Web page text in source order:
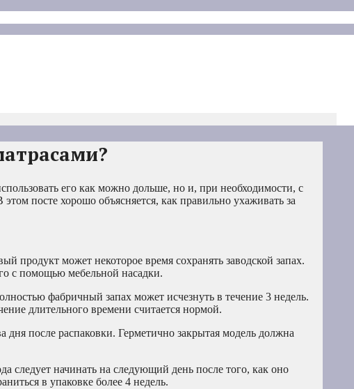
его как можно дольше, но и, при необходимости, с
посте хорошо объясняется, как правильно ухаживать за
продукт может некоторое время сохранять заводской запах.
с помощью мебельной насадки.
фабричный запах может исчезнуть в течение 3 недель.
длительного времени считается нормой.
после распаковки. Герметично закрытая модель должна
следует начинать на следующий день после того, как оно
в упаковке более 4 недель.